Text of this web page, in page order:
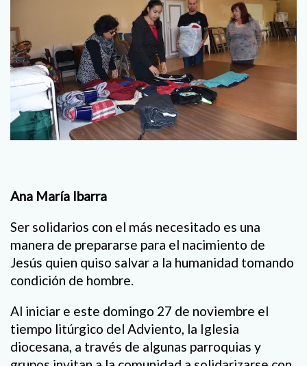
Ana María Ibarra
Ser solidarios con el más necesitado es una
manera de prepararse para el nacimiento de
Jesús quien quiso salvar a la humanidad tomando
condición de hombre.
Al iniciar e este domingo 27 de noviembre el
tiempo litúrgico del Adviento, la Iglesia
diocesana, a través de algunas parroquias y